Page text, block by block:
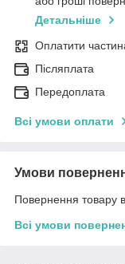
Детальніше
Оплатити
Післяплата
Передоплата
Всі умови оплати
Умови
Повернення товару
Всі умови